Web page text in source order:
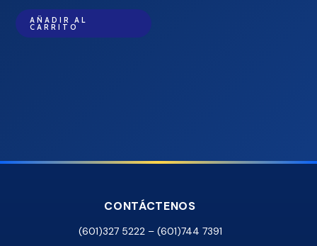
AÑADIR AL
CARRITO
CONTÁCTENOS
(601)327 5222 – (601)744 7391